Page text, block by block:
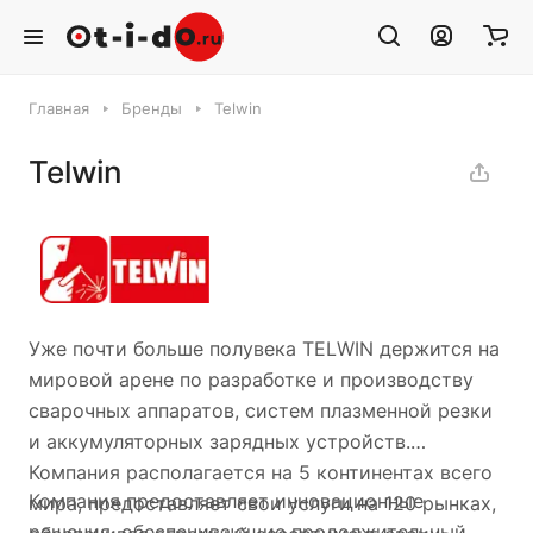
Главная Бренды Telwin
Telwin
Уже почти больше полувека TELWIN держится на
мировой арене по разработке и производству
сварочных аппаратов, систем плазменной резки
и аккумуляторных зарядных устройств.
Компания располагается на 5 континентах всего
мира, предоставляет свои услуги на 120 рынках,
Компания предоставляет инновационные